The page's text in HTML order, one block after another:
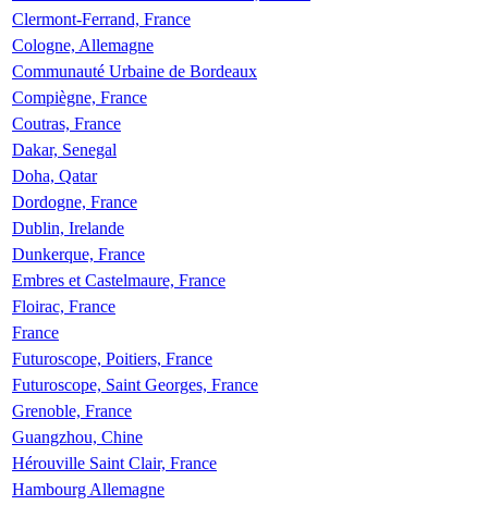
Clermont-Ferrand, France
Cologne, Allemagne
Communauté Urbaine de Bordeaux
Compiègne, France
Coutras, France
Dakar, Senegal
Doha, Qatar
Dordogne, France
Dublin, Irelande
Dunkerque, France
Embres et Castelmaure, France
Floirac, France
France
Futuroscope, Poitiers, France
Futuroscope, Saint Georges, France
Grenoble, France
Guangzhou, Chine
Hérouville Saint Clair, France
Hambourg Allemagne